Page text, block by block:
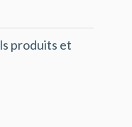
produits et